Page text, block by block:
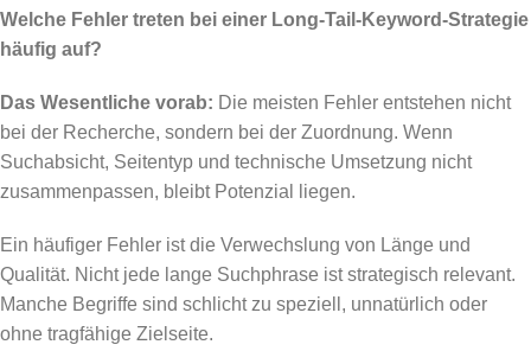
Welche Fehler treten bei einer Long-Tail-Keyword-Strategie
häufig auf?
Das Wesentliche vorab: Die meisten Fehler entstehen nicht
bei der Recherche, sondern bei der Zuordnung. Wenn
Suchabsicht, Seitentyp und technische Umsetzung nicht
zusammenpassen, bleibt Potenzial liegen.
Ein häufiger Fehler ist die Verwechslung von Länge und
Qualität. Nicht jede lange Suchphrase ist strategisch relevant.
Manche Begriffe sind schlicht zu speziell, unnatürlich oder
ohne tragfähige Zielseite.